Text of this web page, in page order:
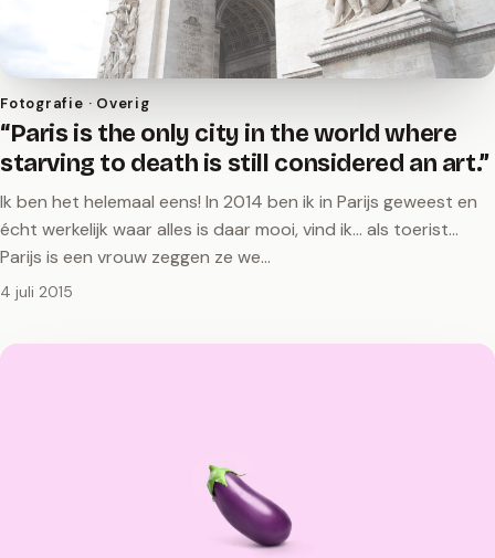
Fotografie · Overig
“Paris is the only city in the world where
starving to death is still considered an art.”
Ik ben het helemaal eens! In 2014 ben ik in Parijs geweest en
écht werkelijk waar alles is daar mooi, vind ik... als toerist...
Parijs is een vrouw zeggen ze we…
4 juli 2015